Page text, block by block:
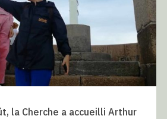
la Cherche a accueilli Arthur